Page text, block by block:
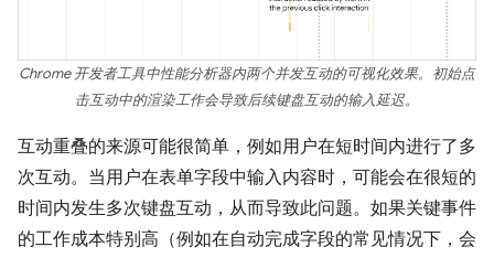
Chrome 开发者工具中性能分析器内两个并发互动的可视化效果。初始点
击互动中的渲染工作会导致后续键盘互动的输入延迟。
互动重叠的来源可能很简单，例如用户在短时间内进行了多
次互动。当用户在表单字段中输入内容时，可能会在很短的
时间内发生多次键盘互动，从而导致此问题。如果关键事件
的工作成本特别高（例如在自动完成字段的常见情况下，会